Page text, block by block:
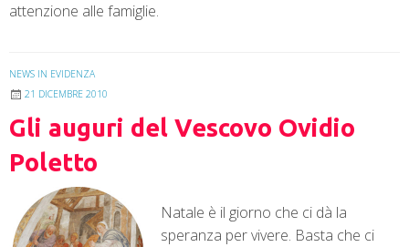
attenzione alle famiglie.
NEWS IN EVIDENZA
21 DICEMBRE 2010
Gli auguri del Vescovo Ovidio
Poletto
Natale è il giorno che ci dà la
speranza per vivere. Basta che ci